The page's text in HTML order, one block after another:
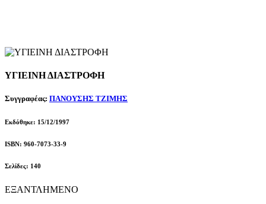
ΥΓΙΕΙΝΗ ΔΙΑΣΤΡΟΦΗ
Συγγραφέας: ΠΑΝΟΥΣΗΣ ΤΖΙΜΗΣ
Εκδόθηκε: 15/12/1997
ISBN: 960-7073-33-9
Σελίδες: 140
ΕΞΑΝΤΛΗΜΕΝΟ